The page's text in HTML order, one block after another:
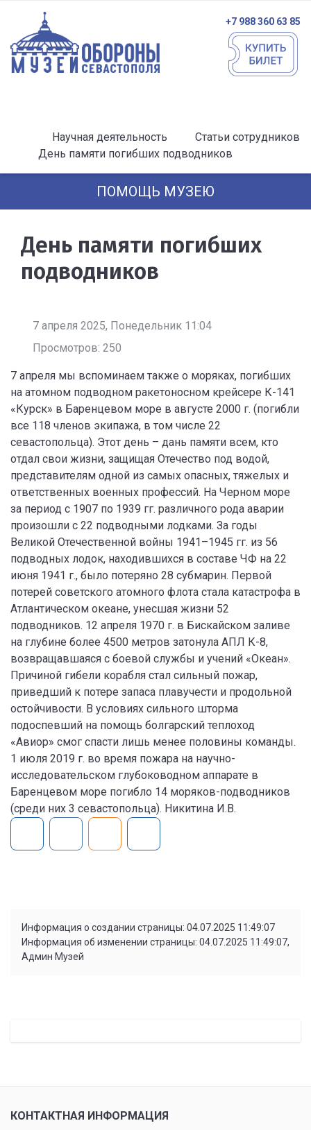
+7 988 360 63 85
Научная деятельность
Статьи сотрудников
День памяти погибших подводников
ПОМОЩЬ МУЗЕЮ
День памяти погибших
подводников
7 апреля 2025, Понедельник 11:04
Просмотров: 250
7 апреля мы вспоминаем также о моряках, погибших
на атомном подводном ракетоносном крейсере К-141
«Курск» в Баренцевом море в августе 2000 г. (погибли
все 118 членов экипажа, в том числе 22
севастопольца). Этот день – дань памяти всем, кто
отдал свои жизни, защищая Отечество под водой,
представителям одной из самых опасных, тяжелых и
ответственных военных профессий. На Черном море
за период с 1907 по 1939 гг. различного рода аварии
произошли с 22 подводными лодками. За годы
Великой Отечественной войны 1941–1945 гг. из 56
подводных лодок, находившихся в составе ЧФ на 22
июня 1941 г., было потеряно 28 субмарин. Первой
потерей советского атомного флота стала катастрофа в
Атлантическом океане, унесшая жизни 52
подводников. 12 апреля 1970 г. в Бискайском заливе
на глубине более 4500 метров затонула АПЛ К-8,
возвращавшаяся с боевой службы и учений «Океан».
Причиной гибели корабля стал сильный пожар,
приведший к потере запаса плавучести и продольной
остойчивости. В условиях сильного шторма
подоспевший на помощь болгарский теплоход
«Авиор» смог спасти лишь менее половины команды.
1 июля 2019 г. во время пожара на научно-
исследовательском глубоководном аппарате в
Баренцевом море погибло 14 моряков-подводников
(среди них 3 севастопольца). Никитина И.В.
Информация о создании страницы: 04.07.2025 11:49:07
Информация об изменении страницы: 04.07.2025 11:49:07,
Админ Музей
КОНТАКТНАЯ ИНФОРМАЦИЯ